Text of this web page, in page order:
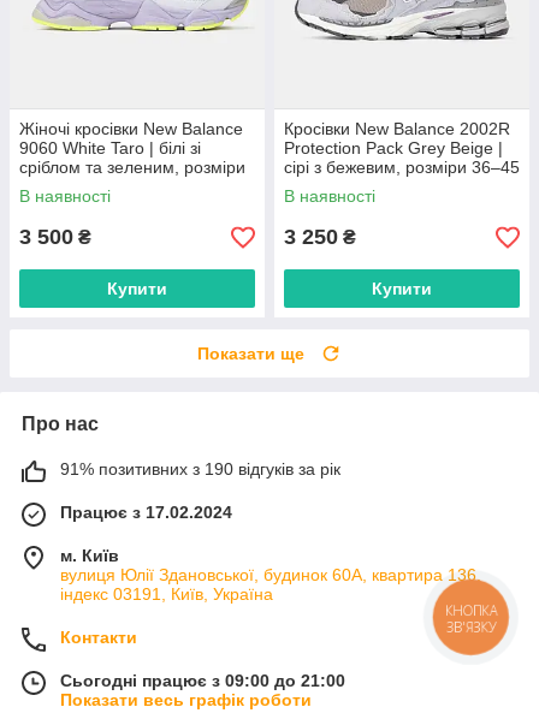
Жіночі кросівки New Balance
9060 White Taro | білі зі
сріблом та зеленим, розміри
36–41
В наявності
3 500 ₴
Купити
Кросівки New Balance 2002R
Protection Pack Grey Beige |
сірі з бежевим, розміри 36–45
В наявності
3 250 ₴
Купити
Показати ще
Про нас
91% позитивних з 190 відгуків за рік
Працює з 17.02.2024
м. Київ
вулиця Юлії Здановської, будинок 60А, квартира 136,
індекс 03191, Київ, Україна
Контакти
Сьогодні працює з 09:00 до 21:00
Показати весь графік роботи
КНОПКА
ЗВ'ЯЗКУ